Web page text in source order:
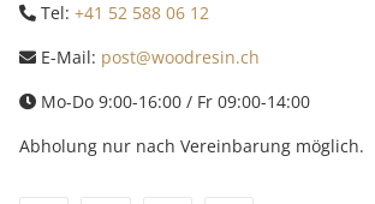
Tel: +41 52 588 06 12
E-Mail: post@woodresin.ch
Mo-Do 9:00-16:00 / Fr 09:00-14:00
Abholung nur nach Vereinbarung möglich.